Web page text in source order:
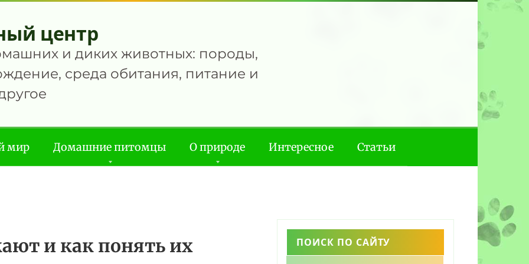
центр
и диких животных: породы,
среда обитания, питание и
мир Домашние питомцы О природе Интересное Статьи
и как понять их
ПОИСК ПО САЙТУ